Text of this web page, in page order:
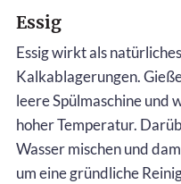
Essig
Essig wirkt als
Kalkablagerungen.
leere Spülmaschine und
hoher Temperatur.
Wasser mischen und
um eine gründliche